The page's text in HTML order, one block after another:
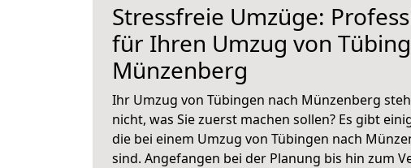
Stressfreie Umzüge:
für Ihren Umzug von
Münzenberg
Ihr Umzug von Tübingen nach Münzenberg
nicht, was Sie zuerst machen sollen? Es gibt
die bei einem Umzug von Tübingen nach
sind. Angefangen bei der Planung bis hin zum